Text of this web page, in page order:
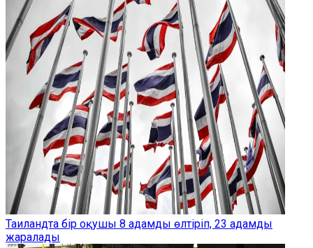
Таиландта бір оқушы 8 адамды өлтіріп, 23 адамды
жаралады